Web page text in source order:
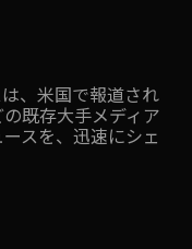
、米国で報道され
既存大手メディア
スを、迅速にシェ